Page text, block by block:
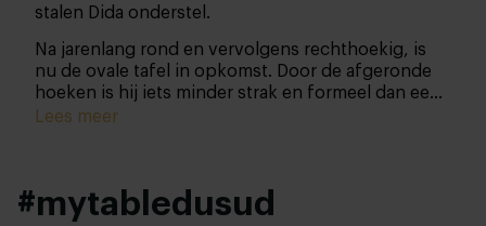
stalen Dida onderstel.
Na jarenlang rond en vervolgens rechthoekig, is
nu de ovale tafel in opkomst. Door de afgeronde
hoeken is hij iets minder strak en formeel dan een
rechthoekige tafel, maar juist daardoor kunnen er
Lees meer
#mytabledusud